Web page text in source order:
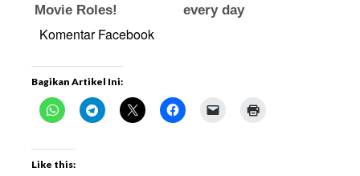
Komentar Facebook
Bagikan Artikel Ini:
Like this: